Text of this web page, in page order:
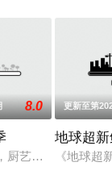
刘宇宁、金靖、
8.0
厨艺展示全新升级
更新至第
地球超
《地球超